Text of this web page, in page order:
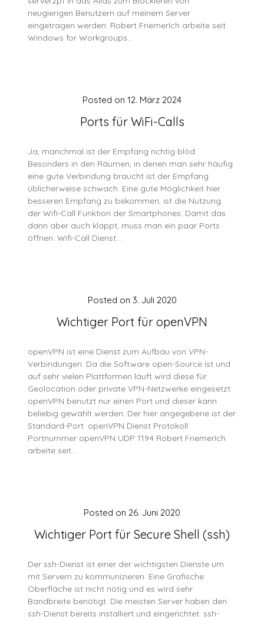
neugierigen Benutzern auf meinem Server
eingetragen werden. Robert FriemerIch arbeite seit
Windows for Workgroups…
Ports für WiFi-Calls
Posted on 12. März 2024
Ja, manchmal ist der Empfang richtig blöd.
Besonders in den Räumen, in denen man sehr häufig
eine gute Verbindung braucht ist der Empfang
üblicherweise schwach. Eine gute Möglichkeit hier
besseren Empfang zu bekommen, ist die Nutzung
der Wifi-Call Funktion der Smartphones. Damit das
dann aber auch klappt, muss man ein paar Ports
öffnen. Wifi-Call Dienst…
Wichtiger Port für openVPN
Posted on 3. Juli 2020
openVPN ist eine Dienst zum Aufbau von VPN-
Verbindungen. Da die Software open-Source ist und
auf sehr vielen Plattformen läuft wird diese für
Geolocation oder private VPN-Netzwerke eingesetzt.
openVPN benutzt nur einen Port und dieser kann
beliebig gewählt werden. Der hier angegebene ist der
Standard-Port. openVPN Dienst Protokoll
Portnummer openVPN UDP 1194 Robert FriemerIch
arbeite seit…
Wichtiger Port für Secure Shell (ssh)
Posted on 26. Juni 2020
Der ssh-Dienst ist einer der wichtigsten Dienste um
mit Servern zu kommunizieren. Eine Grafische
Oberfläche ist nicht nötig und es wird sehr
Bandbreite benötigt. Die meisten Server haben den
ssh-Dienst bereits installiert und eingerichtet. ssh-